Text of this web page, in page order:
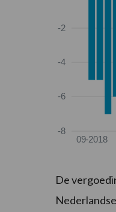
09-2018
-8
-6
-4
-2
De